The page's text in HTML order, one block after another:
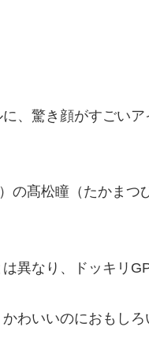
、驚き顔がすごい
の髙松瞳（たかまつ
異なり、ドッキリ
わいいのにおもし